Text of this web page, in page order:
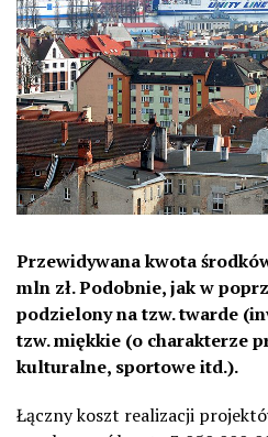
Przewidywana kwota
mln zł. Podobnie, jak w
podzielony na tzw. twarde
tzw. miękkie (o charakterze
kulturalne, sportowe itd.).
Łączny koszt realizacji